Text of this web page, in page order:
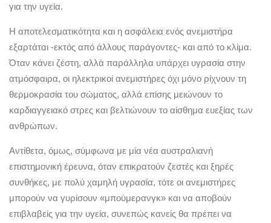
για την υγεία.
Η αποτελεσματικότητα και η ασφάλεια ενός ανεμιστήρα
εξαρτάται -εκτός από άλλους παράγοντες- και από το κλίμα.
Όταν κάνει ζέστη, αλλά παράλληλα υπάρχει υγρασία στην
ατμόσφαιρα, οι ηλεκτρικοί ανεμιστήρες όχι μόνο ρίχνουν τη
θερμοκρασία του σώματος, αλλά επίσης μειώνουν το
καρδιαγγειακό στρες και βελτιώνουν το αίσθημα ευεξίας των
ανθρώπων.
Αντίθετα, όμως, σύμφωνα με μία νέα αυστραλιανή
επιστημονική έρευνα, όταν επικρατούν ζεστές και ξηρές
συνθήκες, με πολύ χαμηλή υγρασία, τότε οι ανεμιστήρες
μπορούν να γυρίσουν «μπούμερανγκ» και να αποβούν
επιβλαβείς για την υγεία, συνεπώς κανείς θα πρέπει να